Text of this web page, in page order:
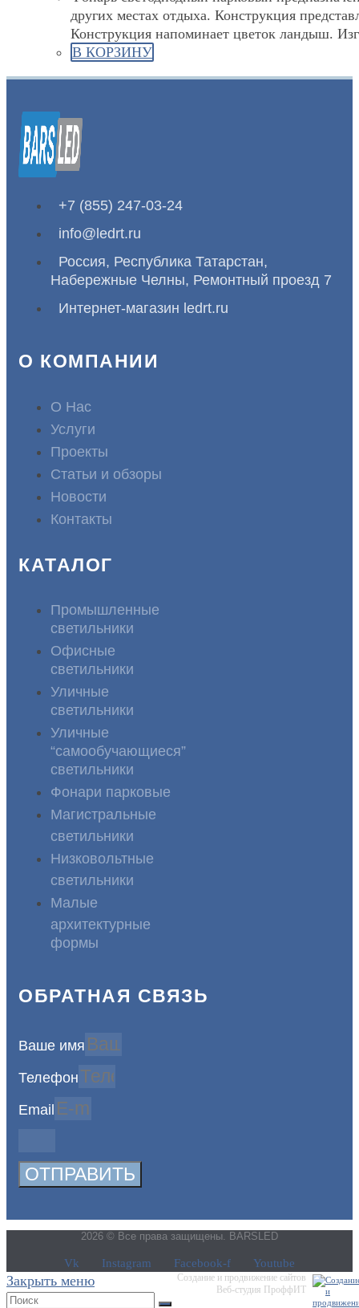
других местах отдыха. Конструкция
Конструкция напоминает цветок ландыш.
В КОРЗИНУ
+7 (855) 247-03-24
info@ledrt.ru
Россия, Республика Татарстан,
Набережные Челны, Ремонтный проезд 7
Интернет-магазин ledrt.ru
О КОМПАНИИ
О Нас
Услуги
Проекты
Статьи и обзоры
Новости
Контакты
КАТАЛОГ
Промышленные
светильники
Офисные
светильники
Уличные
светильники
Уличные
“самообучающиеся”
светильники
Фонари парковые
Магистральные
светильники
Низковольтные
светильники
Малые
архитектурные
формы
ОБРАТНАЯ СВЯЗЬ
Ваше имя
Телефон
Email
ОТПРАВИТЬ
2026 © Все права защищены. BARSLED
Vk Instagram Facebook-f Youtube
Создание и продвижение сайтов
Веб-студия ПроффИТ
Закрыть меню